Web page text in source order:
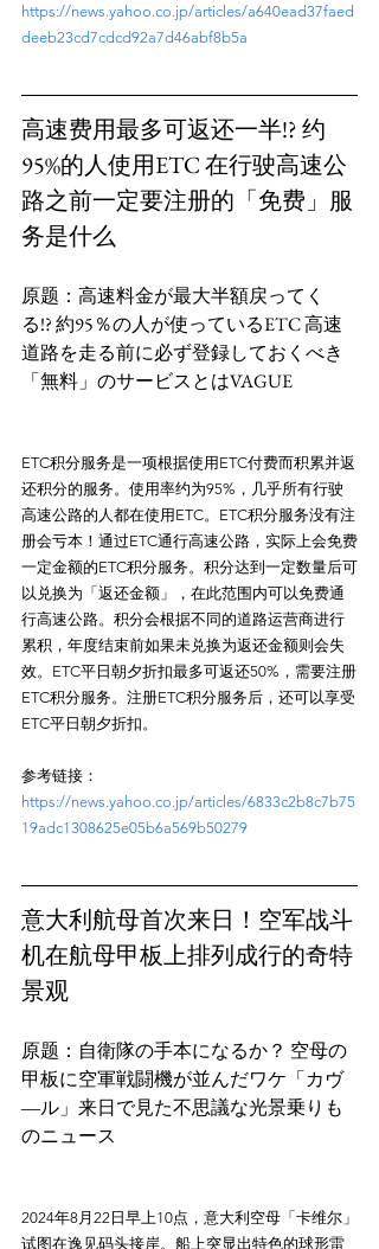
https://news.yahoo.co.jp/articles/a640ead37faed
deeb23cd7cdcd92a7d46abf8b5a
高速费用最多可返还一半!? 约
95%的人使用ETC 在行驶高速公
路之前一定要注册的「免费」服
务是什么
原题：高速料金が最大半額戻ってく
る!? 約95％の人が使っているETC 高速
道路を走る前に必ず登録しておくべき
ETC积分服务是一项根据使用ETC付费而积累并返
还积分的服务。使用率约为95%，几乎所有行驶
高速公路的人都在使用ETC。ETC积分服务没有注
册会亏本！通过ETC通行高速公路，实际上会免费
一定金额的ETC积分服务。积分达到一定数量后可
以兑换为「返还金额」，在此范围内可以免费通
行高速公路。积分会根据不同的道路运营商进行
累积，年度结束前如果未兑换为返还金额则会失
效。ETC平日朝夕折扣最多可返还50%，需要注册
ETC积分服务。注册ETC积分服务后，还可以享受
参考链接：
https://news.yahoo.co.jp/articles/6833c2b8c7b75
19adc1308625e05b6a569b50279
意大利航母首次来日！空军战斗
机在航母甲板上排列成行的奇特
景观
原题：自衛隊の手本になるか？ 空母の
甲板に空軍戦闘機が並んだワケ「カヴ
―ル」来日で見た不思議な光景乗りも
2024年8月22日早上10点，意大利空母「卡维尔」
试图在逸见码头接岸。船上突显出特色的球形雷